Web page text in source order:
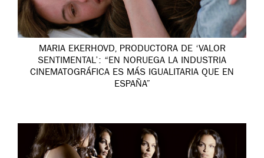
MARIA EKERHOVD, PRODUCTORA DE ‘VALOR
SENTIMENTAL’: “EN NORUEGA LA INDUSTRIA
CINEMATOGRÁFICA ES MÁS IGUALITARIA QUE EN
ESPAÑA”